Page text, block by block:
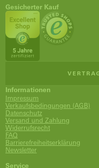
Gesicherter Kauf
Informationen
Impressum
Verkaufsbedingungen (AGB)
Datenschutz
Versand und Zahlung
Widerrufsrecht
FAQ
Barrierefreiheitserklärung
Newsletter
Service